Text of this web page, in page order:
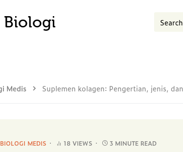
Biologi
Medis Suplemen kolagen: Pengertian, jenis,
BIOLOGI MEDIS 18 VIEWS 3 MINUTE READ